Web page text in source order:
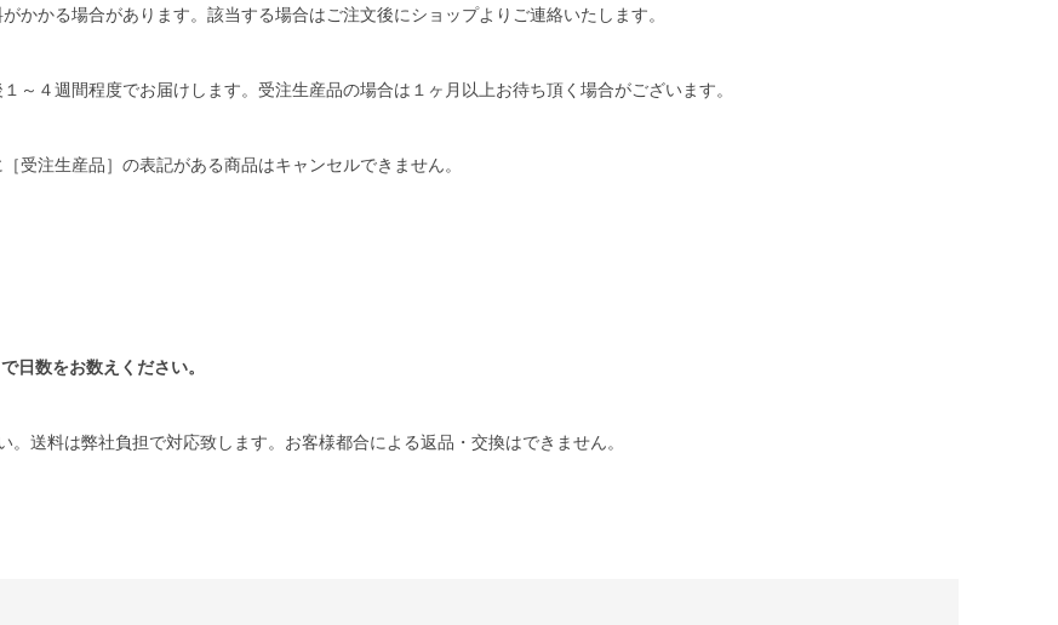
かかる場合があります。該当する場合はご注文後にショップよりご連絡いたします。
～４週間程度でお届けします。受注生産品の場合は１ヶ月以上お待ち頂く場合がございます。
受注生産品］の表記がある商品はキャンセルできません。
日数をお数えください。
送料は弊社負担で対応致します。お客様都合による返品・交換はできません。